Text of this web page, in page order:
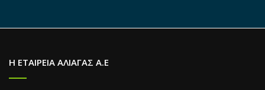
Η ΕΤΑΙΡΕΙΑ ΑΛΙΑΓΑΣ Α.Ε